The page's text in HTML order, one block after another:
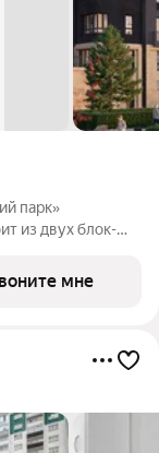
парк»
из двух блок-
Фасад дома
мне